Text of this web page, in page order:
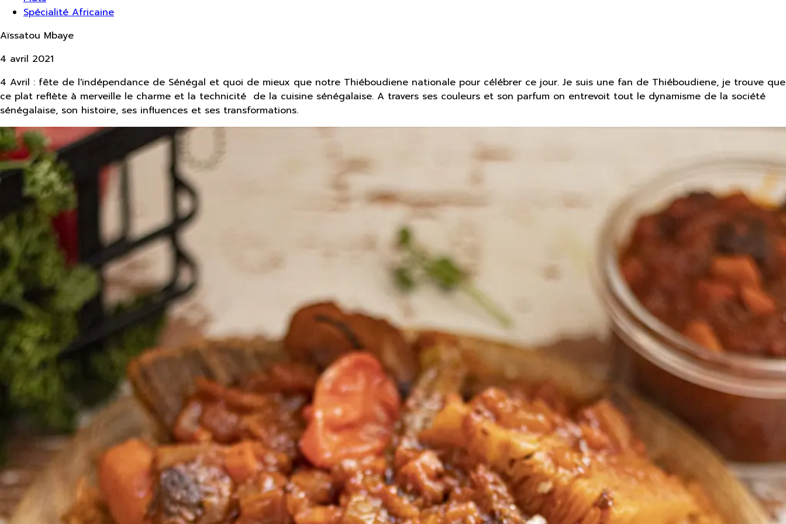
Spécialité Africaine
Aïssatou Mbaye
4 avril 2021
4 Avril : fête de l'indépendance de Sénégal et quoi de mieux que notre Thiéboudiene nationale pour célébrer ce jour. Je suis une fan de Thiéboudiene, je trouve que
ce plat reflète à merveille le charme et la technicité de la cuisine sénégalaise. A travers ses couleurs et son parfum on entrevoit tout le dynamisme de la société
sénégalaise, son histoire, ses influences et ses transformations.